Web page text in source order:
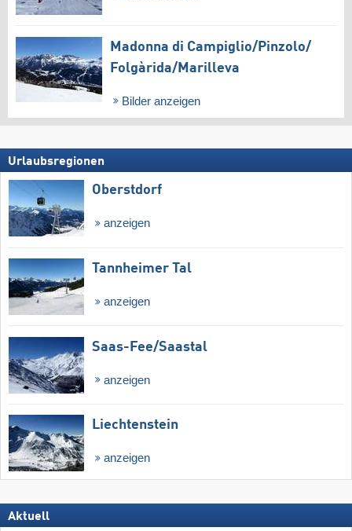
Madonna di Campiglio/​Pinzolo/​
Folgàrida/​Marilleva
Bilder anzeigen
Urlaubsregionen
Oberstdorf
anzeigen
Tannheimer Tal
anzeigen
Saas-Fee/​Saastal
anzeigen
Liechtenstein
anzeigen
Aktuell